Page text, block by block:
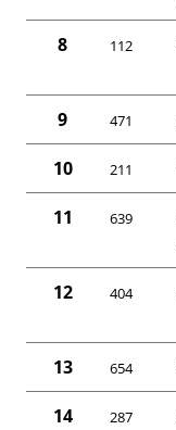
8 112
9 471
10 211
11 639
12 404
13 654
14 287